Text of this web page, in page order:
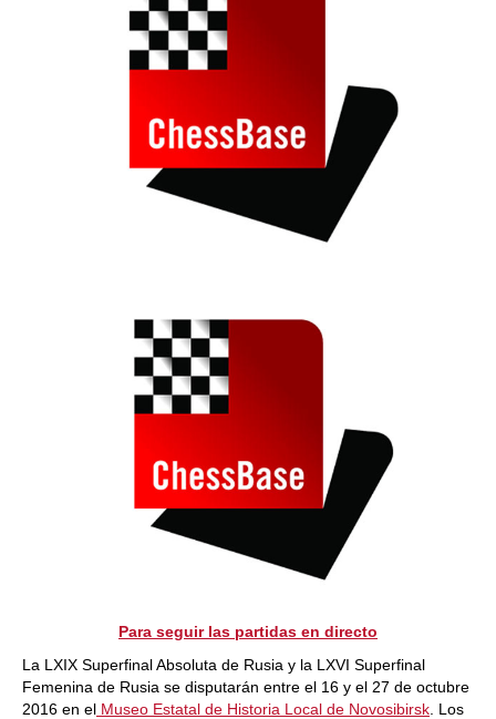
Para seguir las partidas en directo
La LXIX Superfinal Absoluta de Rusia y la LXVI Superfinal
Femenina de Rusia se disputarán entre el 16 y el 27 de octubre
2016 en el Museo Estatal de Historia Local de Novosibirsk . Los